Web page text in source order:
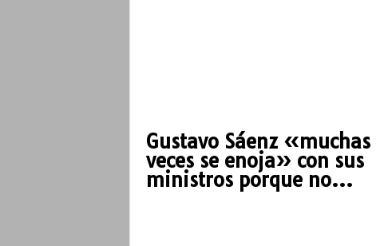
Gustavo Sáenz «muchas
veces se enoja» con sus
ministros porque no...